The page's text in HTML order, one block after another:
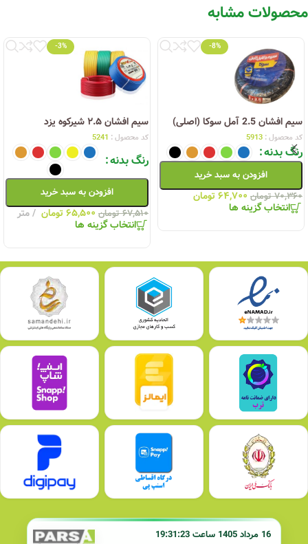
محصولات مشابه
-8%
سیم افشان 2.5 آمل سوکا (اصلی)
کد محصول : 5913
رنگ بدنه
افزودن به سبد خرید
۷۰,۳۶۰ تومان ۶۴,۷۰۰تومان
انتخاب گزینه ها
-3%
سیم افشان ۲.۵ شیرکوه یزد
کد محصول : 5241
رنگ بدنه
افزودن به سبد خرید
۶۷,۵۱۰ تومان ۶۵,۵۰۰تومان متر
انتخاب گزینه ها
16 مرداد 1405 ساعت 19:31:23